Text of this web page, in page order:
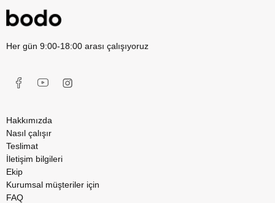
Her gün 9:00-18:00 arası çalışıyoruz
Hakkımızda
Nasıl çalışır
Teslimat
İletişim bilgileri
Ekip
Kurumsal müşteriler için
FAQ